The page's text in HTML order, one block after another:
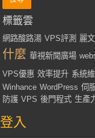
標籤雲
網路酸路湯 VPS評測 麗
什麼 華視新聞廣場
VPS優惠 效率提升 系統
Winhance WordPress 伺
防護 VPS 後門程式 生產
登入